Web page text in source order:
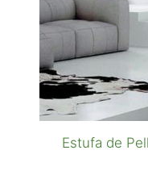
Estufa de